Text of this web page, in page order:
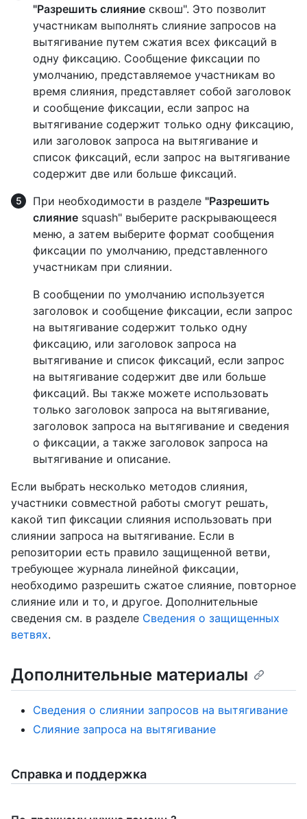
"Разрешить слияние сквош". Это позволит
участникам выполнять слияние запросов на
вытягивание путем сжатия всех фиксаций в
одну фиксацию. Сообщение фиксации по
умолчанию, представляемое участникам во
время слияния, представляет собой заголовок
и сообщение фиксации, если запрос на
вытягивание содержит только одну фиксацию,
или заголовок запроса на вытягивание и
список фиксаций, если запрос на вытягивание
содержит две или больше фиксаций.
При необходимости в разделе "Разрешить
слияние squash" выберите раскрывающееся
меню, а затем выберите формат сообщения
фиксации по умолчанию, представленного
участникам при слиянии.
В сообщении по умолчанию используется
заголовок и сообщение фиксации, если запрос
на вытягивание содержит только одну
фиксацию, или заголовок запроса на
вытягивание и список фиксаций, если запрос
на вытягивание содержит две или больше
фиксаций. Вы также можете использовать
только заголовок запроса на вытягивание,
заголовок запроса на вытягивание и сведения
о фиксации, а также заголовок запроса на
вытягивание и описание.
Если выбрать несколько методов слияния,
участники совместной работы смогут решать,
какой тип фиксации слияния использовать при
слиянии запроса на вытягивание. Если в
репозитории есть правило защищенной ветви,
требующее журнала линейной фиксации,
необходимо разрешить сжатое слияние, повторное
слияние или и то, и другое. Дополнительные
сведения см. в разделе Сведения о защищенных
ветвях.
Дополнительные материалы
Сведения о слиянии запросов на вытягивание
Слияние запроса на вытягивание
Справка и поддержка